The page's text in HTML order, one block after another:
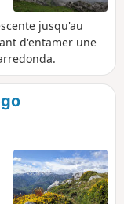
jusqu'au
d'entamer une